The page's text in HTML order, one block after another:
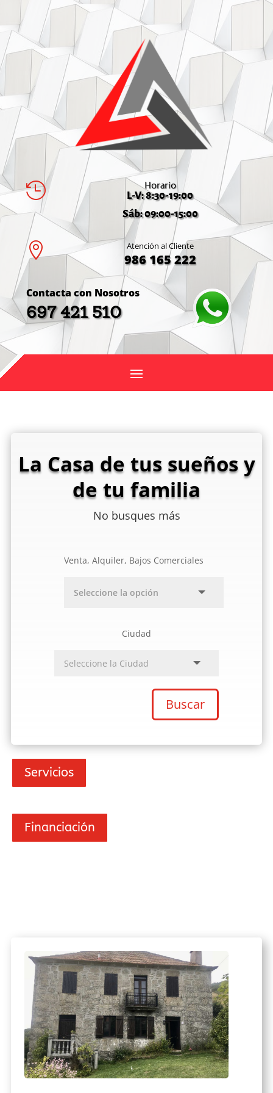
 Horario
L-V: 8:30-19:00
Sáb: 09:00-15:00
 Atención al Cliente
986 165 222
Contacta con Nosotros
697 421 510
La Casa de tus sueños y
de tu familia
No busques más
Venta, Alquiler, Bajos Comerciales
Ciudad
Buscar
Servicios
Financiación